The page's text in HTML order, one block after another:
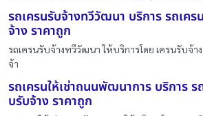
รถเครนรับจ้างทวีวัฒนา บริการ รถเคร
จ้าง ราคาถูก
รถเครนรับจ้างทวีวัฒนา ให้บริการโดย เครนรับจ้า
จ้า
รถเครนให้เช่าถนนพัฒนาการ บริการ ร
บรับจ้าง ราคาถูก